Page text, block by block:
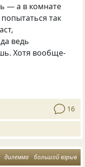
— а в комнате
так
ведь
Хотя вообще-
16
дилемма большой взрыв